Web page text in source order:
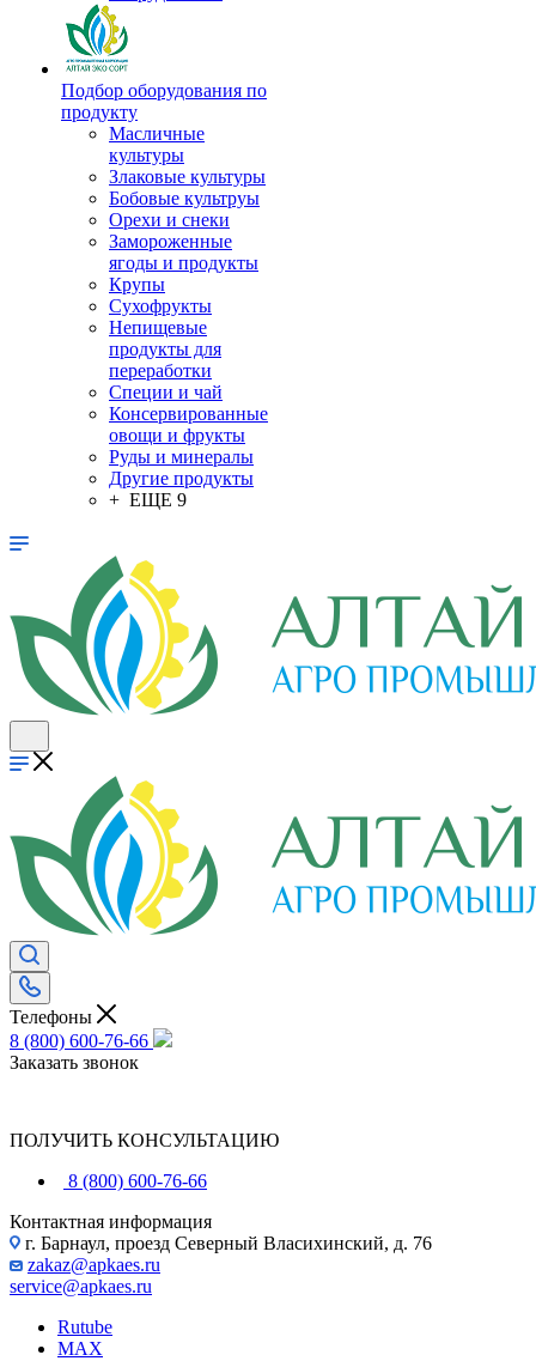
Подбор оборудования по
продукту
Масличные
культуры
Злаковые культуры
Бобовые культруы
Орехи и снеки
Замороженные
ягоды и продукты
Крупы
Сухофрукты
Непищевые
продукты для
переработки
Специи и чай
Консервированные
овощи и фрукты
Руды и минералы
Другие продукты
+ ЕЩЕ 9
Телефоны
8 (800) 600-76-66
Заказать звонок
ПОЛУЧИТЬ КОНСУЛЬТАЦИЮ
8 (800) 600-76-66
Контактная информация
г. Барнаул, проезд Северный Власихинский, д. 76
zakaz@apkaes.ru
service@apkaes.ru
Rutube
MAX